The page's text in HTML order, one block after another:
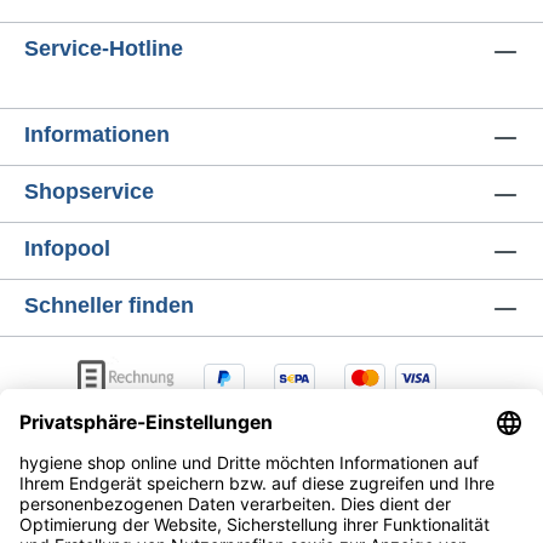
Einsatzbereiche, in denen robuste,
saugfähige und lange Papierrollen benötigt
sich hervorragend für sensible hygienische
Bereiche, da Verunreinigungen leicht sichtbar
sind. Setzen Sie auf Effizienz, Nachhaltigkeit
und Sauberkeit – mit der CWS Clear+
Service-Hotline
Informationen
Shopservice
Infopool
Schneller finden